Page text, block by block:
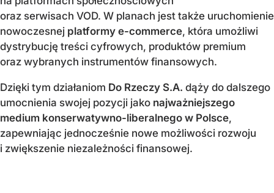
oraz serwisach VOD. W planach jest także uruchomienie
nowoczesnej platformy e-commerce, która umożliwi
dystrybucję treści cyfrowych, produktów premium
oraz wybranych instrumentów finansowych.
Dzięki tym działaniom Do Rzeczy S.A. dąży do dalszego
umocnienia swojej pozycji jako najważniejszego
medium konserwatywno-liberalnego w Polsce,
zapewniając jednocześnie nowe możliwości rozwoju
i zwiększenie niezależności finansowej.